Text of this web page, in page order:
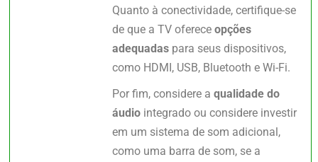
Quanto à conectividade, certifique-se
de que a TV ofereceopções
adequadas para seus dispositivos,
como HDMI, USB, Bluetooth e Wi-Fi.
Por fim, considere aqualidade do
áudio integrado ou considere investir
em um sistema de som adicional,
como uma barra de som, se a